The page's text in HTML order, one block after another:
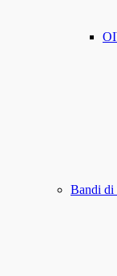
Bandi di